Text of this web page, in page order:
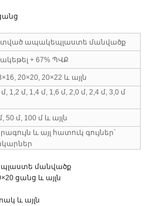
ապակեպլաստե մանվածք
+ 67% ՊՎՔ
20×20, 20×22 և այլն
1,2 մ, 1,4 մ, 1,6 մ, 2,0 մ, 2,4 մ, 3,0 մ
50 մ, 100 մ և այլն
և այլ հատուկ գույներ՝
մանվածք
ցանց և այլն
և այլն